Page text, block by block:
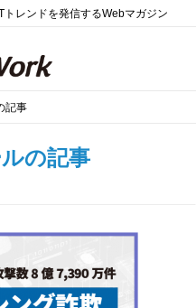
トレンドを発信するWebマガジン
記事
の記事